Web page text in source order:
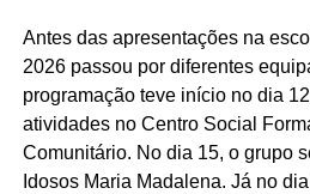
Antes das apresentações na
2026 passou por diferentes
programação teve início no dia
atividades no Centro Social
Comunitário. No dia 15, o grupo
Idosos Maria Madalena. Já no